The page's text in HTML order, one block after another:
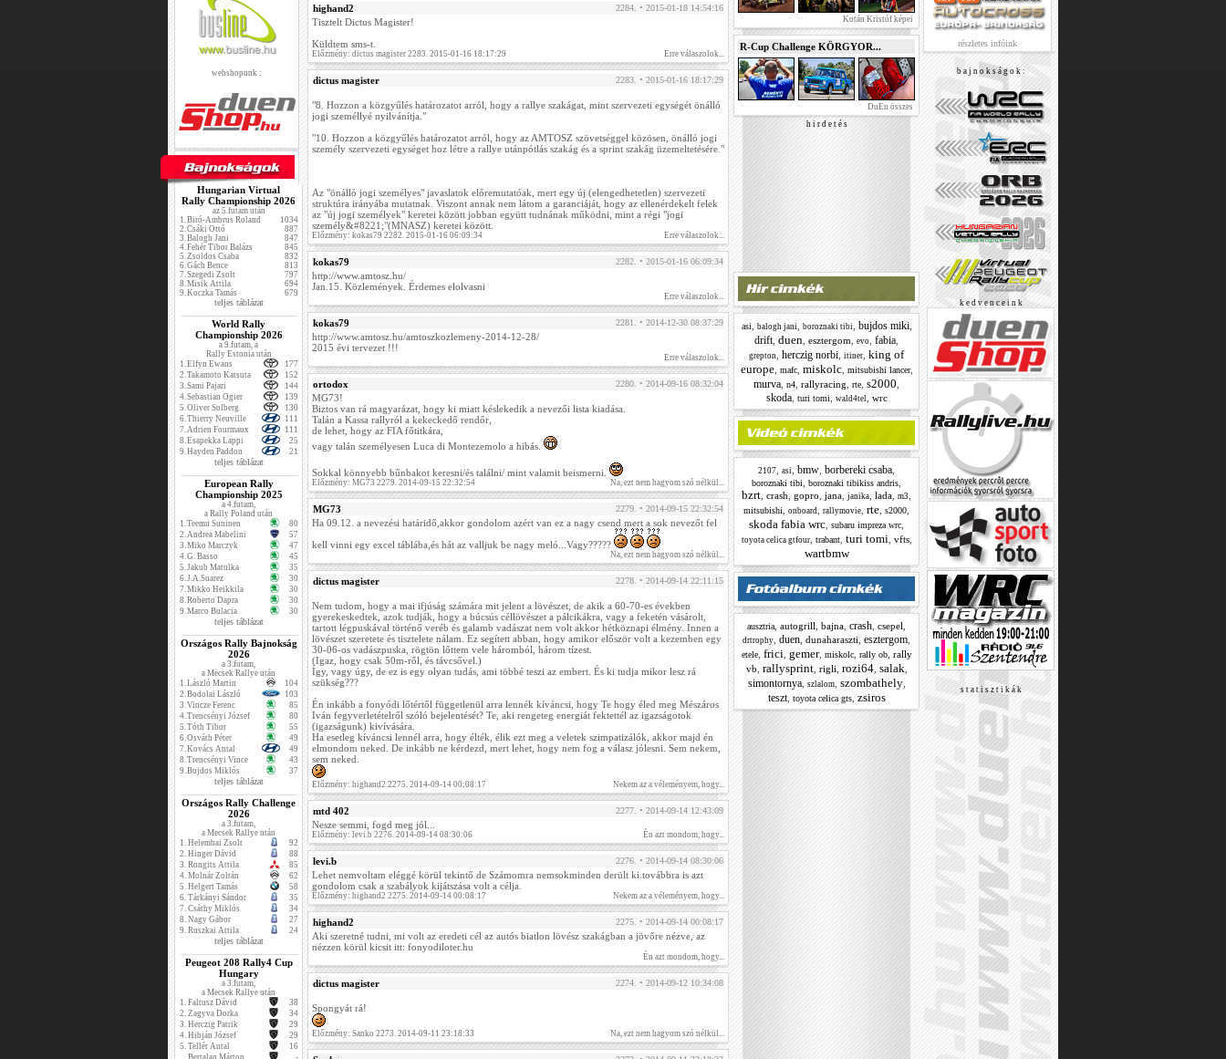
webshopunk :
Hungarian Virtual
Rally Championship 2026
az 5.futam után
1.Biró-Ambrus Roland
1034
2.Csáki Ottó
887
3.Balogh Jani
847
4.Fehér Tibor Balázs
845
5.Zsoldos Csaba
832
6.Gách Bence
813
7.Szegedi Zsolt
797
8.Misik Attila
694
9.Koczka Tamás 679
teljes táblázat
World Rally
Championship 2026
a 9.futam, a
Rally Estonia után
1.Elfyn Ewans
177
2.Takamoto Katsuta
152
3.Sami Pajari
144
4.Sebastian Ogier
139
5.Oliver Solberg
130
6.Thierry Neuville
111
7.Adrien Fourmaux
111
8.Esapekka Lappi
25
9.Hayden Paddon 21
teljes táblázat
European Rally
Championship 2025
a 4.futam,
a Rally Poland után
1.Teemu Suninen
80
2.Andrea Mabelini
57
3.Miko Marczyk
47
4.G. Basso
45
5.Jakub Matulka
35
6.J.A.Suarez
30
7.Mikko Heikkila
30
8.Roberto Dapra
30
9.Marco Bulacia 30
teljes táblázat
Országos Rally Bajnokság
2026
a 3.futam,
a Mecsek Rallye után
1.László Martin
104
2.Bodolai László
103
3.Vincze Ferenc
85
4.Trencsényi József
80
5.Tóth Tibor
55
6.Osváth Péter
49
7.Kovács Antal
49
8.Trencsényi Vince
43
9.Bujdos Miklós 37
teljes táblázat
Országos Rally Challenge
2026
a 3.futam,
a Mecsek Rallye után
1. Helembai Zsolt
92
2. Hinger Dávid
88
3. Rongits Attila
85
4. Molnár Zoltán
62
5. Helgert Tamás
58
6. Tárkányi Sándor
35
7. Csáthy Miklós
34
8. Nagy Gábor
27
9. Ruszkai Attila 24
teljes táblázat
Peugeot 208 Rally4 Cup
Hungary
a 3.futam,
a Mecsek Rallye után
1. Faltusz Dávid
38
2. Zagyva Dorka
34
3. Herczig Patrik
29
4. Hibján József
29
5. Tellér Antal
16
Bertalan Márton
-
highand2 2284. • 2015-01-18 14:54:16
Tisztelt Dictus Magister!
Küldtem sms-t.
Előzmény: dictus magister 2283. 2015-01-16 18:17:29 Erre válaszolok...
dictus magister 2283. • 2015-01-16 18:17:29
"8. Hozzon a közgyűlés határozatot arról, hogy a rallye szakágat, mint szervezeti egységét önálló
jogi személlyé nyilvánítja."
"10. Hozzon a közgyűlés határozatot arról, hogy az AMTOSZ szövetséggel közösen, önálló jogi
személy szervezeti egységet hoz létre a rallye utánpótlás szakág és a sprint szakág üzemeltetésére."
Az "önálló jogi személyes" javaslatok előremutatóak, mert egy új (elengedhetetlen) szervezeti
struktúra irányába mutatnak. Viszont annak nem látom a garanciáját, hogy az ellenérdekelt felek
az "új jogi személyek" keretei között jobban együtt tudnának működni, mint a régi "jogi
személy&#8221;"(MNASZ) keretei között.
Előzmény: kokas79 2282. 2015-01-16 06:09:34 Erre válaszolok...
kokas79 2282. • 2015-01-16 06:09:34
http://www.amtosz.hu/
Jan.15. Közlemények. Érdemes elolvasni
Erre válaszolok...
kokas79 2281. • 2014-12-30 08:37:29
http://www.amtosz.hu/amtoszkozlemeny-2014-12-28/
2015 évi tervezet !!!
Erre válaszolok...
ortodox 2280. • 2014-09-16 08:32:04
MG73!
Biztos van rá magyarázat, hogy ki miatt késlekedik a nevezői lista kiadása.
Talán a Kassa rallyról a kekeckedő rendőr,
de lehet, hogy az FIA főtitkára,
vagy talán személyesen Luca di Montezemolo a hibás.
Sokkal könnyebb bűnbakot keresni/és találni/ mint valamit beismerni.
Előzmény: MG73 2279. 2014-09-15 22:32:54 Na, ezt nem hagyom szó nélkül...
MG73 2279. • 2014-09-15 22:32:54
Ha 09.12. a nevezési határidő,akkor gondolom azért van ez a nagy csend mert a sok nevezőt fel
kell vinni egy excel táblába,és hát az valljuk be nagy meló...Vagy?????
Na, ezt nem hagyom szó nélkül...
dictus magister 2278. • 2014-09-14 22:11:15
Nem tudom, hogy a mai ifjúság számára mit jelent a lövészet, de akik a 60-70-es években
gyerekeskedtek, azok tudják, hogy a búcsús céllövészet a pálcikákra, vagy a feketén vásárolt,
tartott légpuskával történő veréb és galamb vadászat nem volt akkor hétköznapi élmény. Innen a
lövészet szeretete és tisztelete nálam. Ez segített abban, hogy amikor először volt a kezemben egy
30-06-os vadászpuska, rögtön lőttem vele háromból, három tízest.
(Igaz, hogy csak 50m-ről, és távcsővel.)
Így, vagy úgy, de ez is egy olyan tudás, ami többé teszi az embert. És ki tudja mikor lesz rá
szükség???
Én inkább a fonyódi lőtértől függetlenül arra lennék kíváncsi, hogy Te hogy éled meg Mészáros
Iván fegyverletételről szóló bejelentését? Te, aki rengeteg energiát fektettél az igazságotok
(igazságunk) kivívására.
Ha esetleg kíváncsi lennél arra, hogy élték, élik ezt meg a veletek szimpatizálók, akkor majd én
elmondom neked. De inkább ne kérdezd, mert lehet, hogy nem fog a válasz jólesni. Sem nekem,
sem neked.
Előzmény: highand2 2275. 2014-09-14 00:08:17 Nekem az a véleményem, hogy...
mtd 402 2277. • 2014-09-14 12:43:09
Nesze semmi, fogd meg jól...
Előzmény: levi.b 2276. 2014-09-14 08:30:06 Én azt mondom, hogy...
levi.b 2276. • 2014-09-14 08:30:06
Lehet nemvoltam eléggé körül tekintő de Számomra nemsokminden derült ki.továbbra is azt
gondolom csak a szabályok kijátszása volt a célja.
Előzmény: highand2 2275. 2014-09-14 00:08:17 Nekem az a véleményem, hogy...
highand2 2275. • 2014-09-14 00:08:17
Aki szeretné tudni, mi volt az eredeti cél az autós biatlon lövész szakágban a jövőre nézve, az
nézzen körül kicsit itt: fonyodiloter.hu
Én azt mondom, hogy...
dictus magister 2274. • 2014-09-12 10:34:08
Spongyát rá!
Előzmény: Sanko 2273. 2014-09-11 23:18:33 Na, ezt nem hagyom szó nélkül...
Kotán Kristóf képei
R-Cup Challenge KÖRGYOR...
DuEn összes
h i r d e t é s
asi balogh jani boroznaki tibi bujdos miki,
drift duen esztergom evo fabia
grepton herczig norbi itiner king of
europe, mafc, miskolc, mitsubishi lancer,
murva n4 rallyracing rte s2000
skoda, turi tomi wald4tel wrc
2107 asi bmw borbereki csaba
boroznaki tibi boroznaki tibikiss andris
bzrt crash gopro jana janika lada m3
mitsubishi onboard rallymovie rte s2000
skoda fabia wrc subaru impreza wrc
toyota celica gtfour, trabant, turi tomi vfts,
wartbmw
ausztria autogrill bajna crash csepel
drtrophy duen dunaharaszti esztergom
etele, frici gemer, miskolc, rally ob, rally
vb rallysprint, rigli rozi64, salak
simontornya, szlalom, szombathely,
teszt, toyota celica gts, zsiros
részletes infóink
b a j n o k s á g o k :
k e d v e n c e i n k
s t a t i s z t i k á k